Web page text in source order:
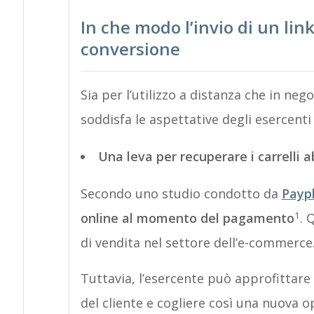
In che modo l’invio di un
conversione
Sia per l’utilizzo a distanza che in
soddisfa le aspettative degli
Una leva per recuperare i carrelli
Secondo uno studio condotto da
online al momento del pagamento1 .
di vendita nel settore dell’e-
Tuttavia, l’esercente può
del cliente e cogliere così una nuova